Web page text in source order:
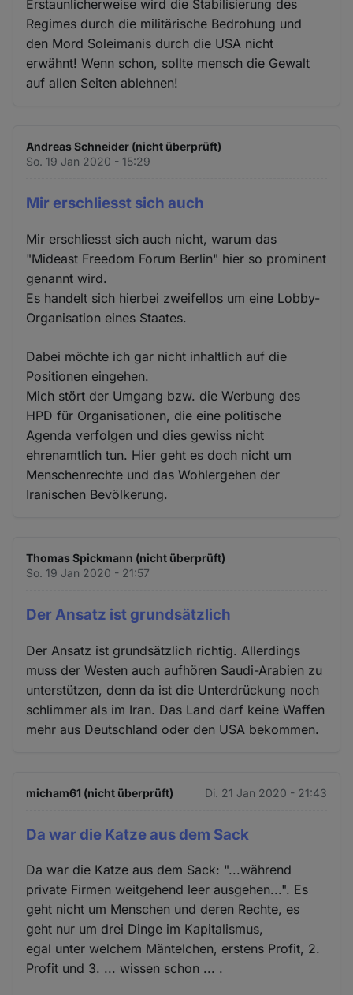
Erstaunlicherweise wird die Stabilisierung des
Regimes durch die militärische Bedrohung und
den Mord Soleimanis durch die USA nicht
erwähnt! Wenn schon, sollte mensch die Gewalt
auf allen Seiten ablehnen!
Andreas Schneider (nicht überprüft)
So. 19 Jan 2020 - 15:29
Mir erschliesst sich auch
Mir erschliesst sich auch nicht, warum das
"Mideast Freedom Forum Berlin" hier so prominent
genannt wird.
Es handelt sich hierbei zweifellos um eine Lobby-
Organisation eines Staates.
Dabei möchte ich gar nicht inhaltlich auf die
Positionen eingehen.
Mich stört der Umgang bzw. die Werbung des
HPD für Organisationen, die eine politische
Agenda verfolgen und dies gewiss nicht
ehrenamtlich tun. Hier geht es doch nicht um
Menschenrechte und das Wohlergehen der
Iranischen Bevölkerung.
Thomas Spickmann (nicht überprüft)
So. 19 Jan 2020 - 21:57
Der Ansatz ist grundsätzlich
Der Ansatz ist grundsätzlich richtig. Allerdings
muss der Westen auch aufhören Saudi-Arabien zu
unterstützen, denn da ist die Unterdrückung noch
schlimmer als im Iran. Das Land darf keine Waffen
mehr aus Deutschland oder den USA bekommen.
micham61 (nicht überprüft) Di. 21 Jan 2020 - 21:43
Da war die Katze aus dem Sack
Da war die Katze aus dem Sack: "...während
private Firmen weitgehend leer ausgehen...". Es
geht nicht um Menschen und deren Rechte, es
geht nur um drei Dinge im Kapitalismus,
egal unter welchem Mäntelchen, erstens Profit, 2.
Profit und 3. ... wissen schon ... .